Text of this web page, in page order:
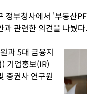
정부청사에서 '부동산
과 관련한 의견을 나눴다.
과 5대 금융지
기업홍보(IR)
증권사 연구원